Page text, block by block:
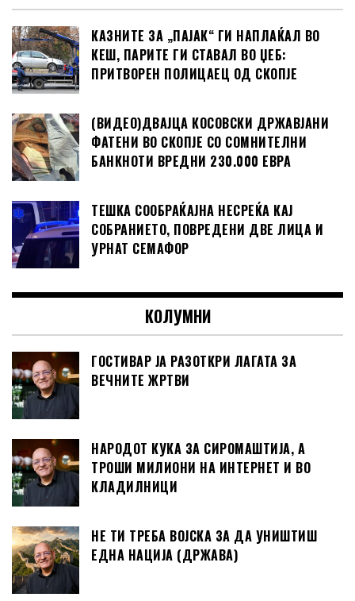
КАЗНИТЕ ЗА „ПАЈАК“ ГИ НАПЛАЌАЛ ВО
КЕШ, ПАРИТЕ ГИ СТАВАЛ ВО ЏЕБ:
ПРИТВОРЕН ПОЛИЦАЕЦ ОД СКОПЈЕ
(ВИДЕО)ДВАЈЦА КОСОВСКИ ДРЖАВЈАНИ
ФАТЕНИ ВО СКОПЈЕ СО СОМНИТЕЛНИ
БАНКНОТИ ВРЕДНИ 230.000 ЕВРА
ТЕШКА СООБРАЌАЈНА НЕСРЕЌА КАЈ
СОБРАНИЕТО, ПОВРЕДЕНИ ДВЕ ЛИЦА И
УРНАТ СЕМАФОР
КОЛУМНИ
ГОСТИВАР ЈА РАЗОТКРИ ЛАГАТА ЗА
ВЕЧНИТЕ ЖРТВИ
НАРОДОТ КУКА ЗА СИРОМАШТИЈА, А
ТРОШИ МИЛИОНИ НА ИНТЕРНЕТ И ВО
КЛАДИЛНИЦИ
НЕ ТИ ТРЕБА ВОЈСКА ЗА ДА УНИШТИШ
ЕДНА НАЦИЈА (ДРЖАВА)